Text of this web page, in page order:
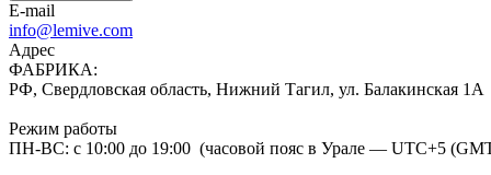
E-mail
info@lemive.com
Адрес
ФАБРИКА:
РФ, Свердловская область, Нижний Тагил, ул. Балакинская 1А
Режим работы
ПН-ВС: с 10:00 до 19:00 (часовой пояс в Урале — UTC+5